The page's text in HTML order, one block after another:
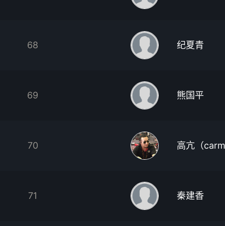
68 纪夏青
69 熊国平
70 高亢（
71 秦建香